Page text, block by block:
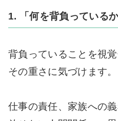
1. 「何を背負っている
背負っていることを視
その重さに気づけます。
仕事の責任、家族への